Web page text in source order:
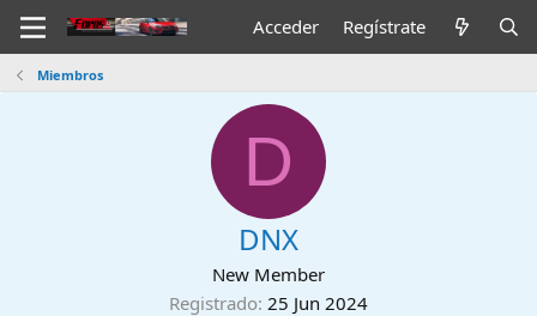
Acceder Regístrate
Miembros
D
DNX
New Member
Registrado 25 Jun 2024